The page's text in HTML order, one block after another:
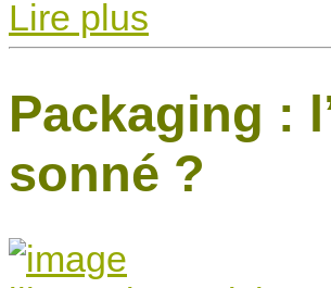
Lire plus
Packaging :
sonné ?